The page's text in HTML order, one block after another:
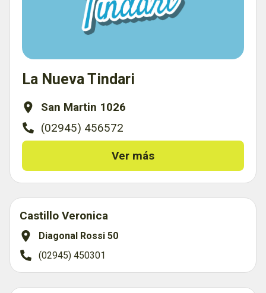
La Nueva Tindari
San Martin 1026
(02945) 456572
Ver más
Castillo Veronica
Diagonal Rossi 50
(02945) 450301